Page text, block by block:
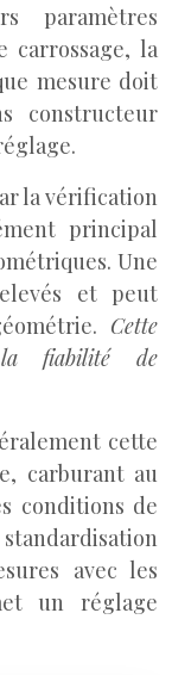
paramètres
carrossage, la
mesure doit
constructeur
la vérification
principal
Une
et peut
Cette
la fiabilité de
cette
carburant au
conditions de
avec les
un réglage